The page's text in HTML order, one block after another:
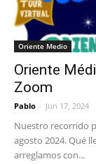
Oriente Medio
Oriente
Zoom
Pablo - Jun 17, 2024
Nuestro recorrido
agosto 2024. Qué
arreglamos con...